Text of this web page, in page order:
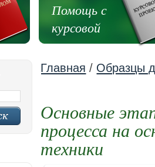
Помощь с
курсовой
Главная / Образцы
Основные
процесса на
техники